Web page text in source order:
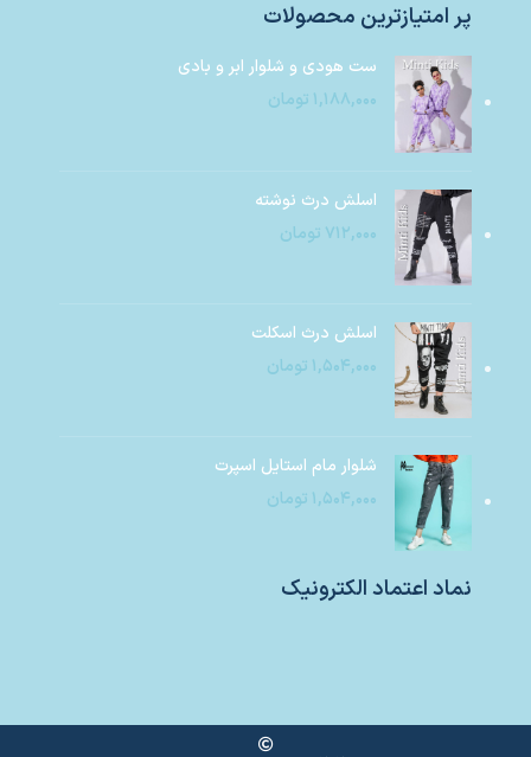
پر امتیازترین محصولات
ست هودی و شلوار ابر و بادی
۱,۱۸۸,۰۰۰ تومان
اسلش درث نوشته
۷۱۲,۰۰۰ تومان
اسلش درث اسکلت
۱,۵۰۴,۰۰۰ تومان
شلوار مام استایل اسپرت
۱,۵۰۴,۰۰۰ تومان
نماد اعتماد الکترونیک